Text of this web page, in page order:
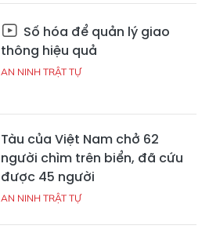
Số hóa để quản lý giao
thông hiệu quả
AN NINH TRẬT TỰ
Tàu của Việt Nam chở 62
người chìm trên biển, đã cứu
được 45 người
AN NINH TRẬT TỰ